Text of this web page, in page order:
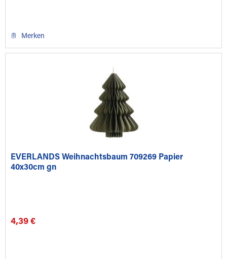
Merken
EVERLANDS Weihnachtsbaum 709269 Papier
40x30cm gn
4,39 €